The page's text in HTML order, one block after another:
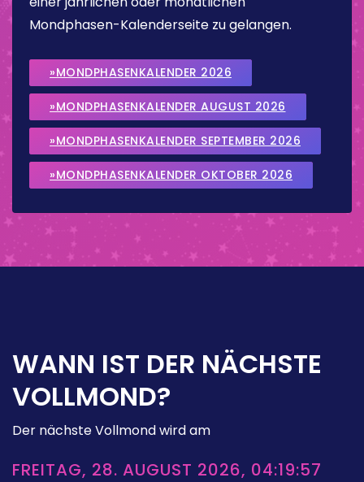
Mondphasen-Kalenderseite zu gelangen.
»MONDPHASENKALENDER 2026
»MONDPHASENKALENDER AUGUST 2026
»MONDPHASENKALENDER SEPTEMBER 2026
»MONDPHASENKALENDER OKTOBER 2026
WANN IST DER NÄCHSTE
VOLLMOND?
Der nächste Vollmond wird am
FREITAG, 28. AUGUST 2026, 04:19:57